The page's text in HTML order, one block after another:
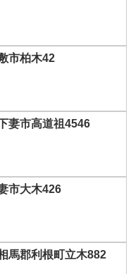
市柏木42
妻市高道祖4546
市大木426
馬郡利根町立木882